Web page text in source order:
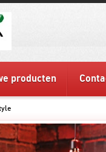
producten